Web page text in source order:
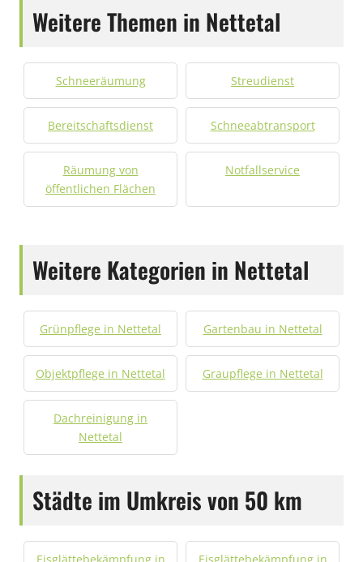
Weitere Themen in Nettetal
Schneeräumung Streudienst
Bereitschaftsdienst Schneeabtransport
Räumung von
öffentlichen Flächen
Notfallservice
Weitere Kategorien in Nettetal
Grünpflege in Nettetal Gartenbau in Nettetal
Objektpflege in Nettetal Graupflege in Nettetal
Dachreinigung in
Nettetal
Städte im Umkreis von 50 km